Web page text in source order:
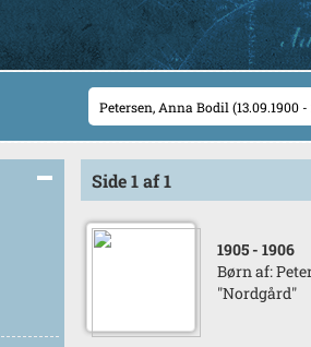
Side 1 af 1
1905 - 1906
Børn af:
"Nordgård"